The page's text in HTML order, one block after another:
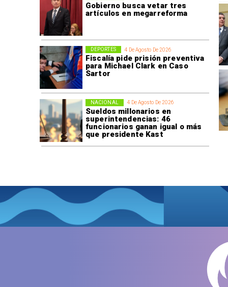
Gobierno busca vetar tres
artículos en megarreforma
4 De Agosto De 2026
Fiscalía pide prisión preventiva
para Michael Clark en Caso
Sartor
DEPORTES
4 De Agosto De 2026
Sueldos millonarios en
superintendencias: 46
funcionarios ganan igual o más
que presidente Kast
NACIONAL